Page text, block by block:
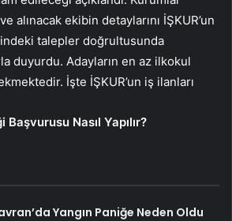
alınacak ekibin detaylarını İŞKUR’un
talepler doğrultusunda
duyurdu. Adayların en az ilkokul
İşte İŞKUR’un iş ilanları
Başvurusu Nasıl Yapılır?
Yangın Paniğe Neden Oldu